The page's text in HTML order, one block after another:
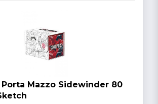
Porta Mazzo Sidewinder 80